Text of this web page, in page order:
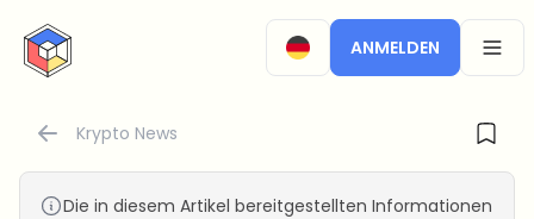
CryptoTicker
ANMELDEN
Krypto News
Die in diesem Artikel bereitgestellten Informationen